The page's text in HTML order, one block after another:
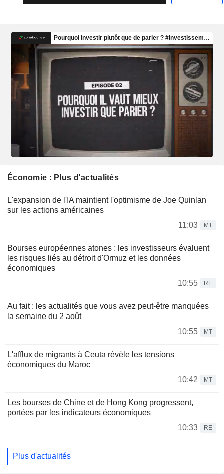
Économie : Plus d'actualités
L'expansion de l'IA maintient l'optimisme de Joe Quinlan
sur les actions américaines
11:03
MT
Bourses européennes atones : les investisseurs évaluent
les risques liés au détroit d'Ormuz et les données
économiques
10:55
RE
Au fait : les actualités que vous avez peut-être manquées
la semaine du 2 août
10:55
MT
L'afflux de migrants à Ceuta révèle les tensions
économiques du Maroc
10:42
MT
Les bourses de Chine et de Hong Kong progressent,
portées par les indicateurs économiques
10:33
RE
Plus d'actualités